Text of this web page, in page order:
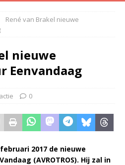
René van Brakel nieuwe
nieuwe
Eenvandaag
0
2017 de nieuwe
(AVROTROS). Hij zal in